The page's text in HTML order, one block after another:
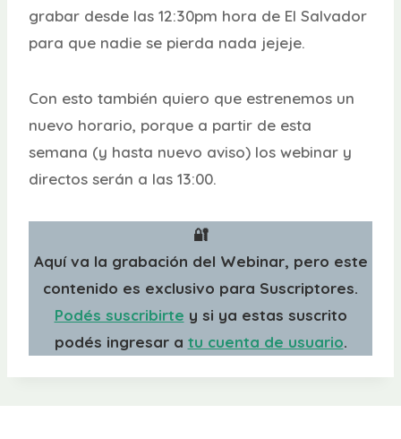
grabar desde las 12:30pm hora de El Salvador
para que nadie se pierda nada jejeje.
Con esto también quiero que estrenemos un
nuevo horario, porque a partir de esta
semana (y hasta nuevo aviso) los webinar y
directos serán a las 13:00.
🔐
Aquí va la grabación del Webinar, pero este
contenido es exclusivo para Suscriptores.
Podés suscribirte y si ya estas suscrito
podés ingresar a tu cuenta de usuario.